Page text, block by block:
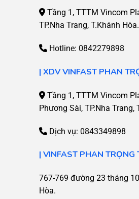
Tầng 1, TTTM Vincom
TP.Nha Trang, T.Khánh Hòa.
Hotline: 0842279898
| XDV VINFAST PHAN
Tầng 1, TTTM Vincom
Phương Sài, TP.Nha Trang,
Dịch vụ: 0843349898
| VINFAST PHAN TRỌNG
767-769 đường 23 tháng
Hòa.